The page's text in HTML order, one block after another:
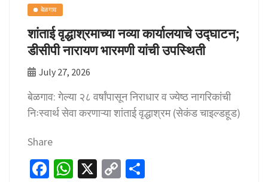
बेळगाव
शांताई वृद्धाश्रमाच्या नव्या कार्यालयाचे उद्घाटन;
डीसीपी नारायण भारमणी यांची उपस्थिती
July 27, 2026
बेळगाव: गेल्या २८ वर्षांपासून निराधार व ज्येष्ठ नागरिकांची
निःस्वार्थ सेवा करणाऱ्या शांताई वृद्धाश्रम (सेकंड चाइल्डहूड)
Share
Fa W X
C